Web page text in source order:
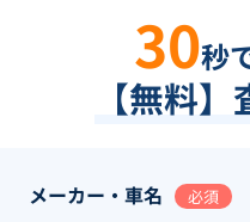
30秒
【無料
メーカー・車名 必須